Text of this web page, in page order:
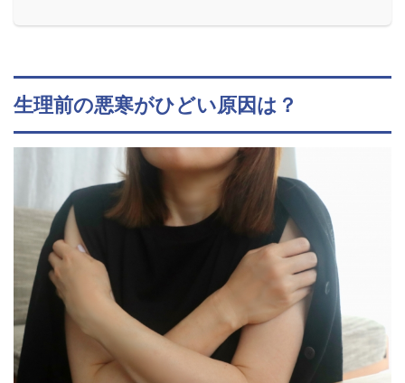
生理前の悪寒がひどい原因は？